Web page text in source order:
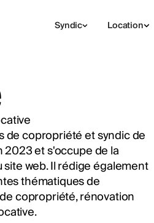
Syndic Location
de copropriété et syndic de
et s'occupe de la
web. Il rédige également
thématiques de
copropriété, rénovation